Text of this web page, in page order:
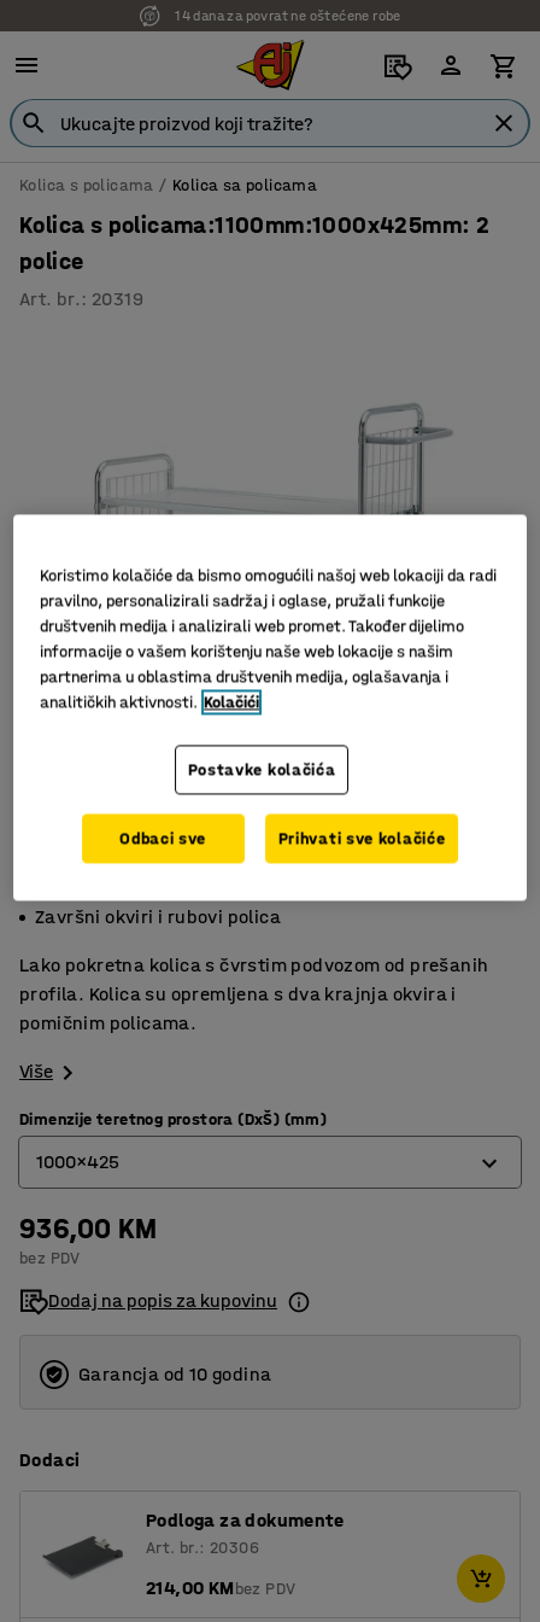
14 dana za povrat ne oštećene robe
Kolica s policama Kolica sa policama
Kolica s policama:1100mm:1000x425mm: 2
police
Art. br. : 20319
200 kg nosivost
Završni okviri i rubovi polica
Lako pokretna kolica s čvrstim podvozom od prešanih
profila. Kolica su opremljena s dva krajnja okvira i
pomičnim policama.
Više
Dimenzije teretnog prostora (DxŠ) (mm)
1000x425
1000x425
1200x425
620x425
750x425
936,00 KM
bez PDV
Dodaj na popis za kupovinu
Garancja od 10 godina
Dodaci
Podloga za dokumente
Art. br.: 20306
214,00 KMbez PDV
Koristimo kolačiće da bismo omogućili našoj web lokaciji da radi
pravilno, personalizirali sadržaj i oglase, pružali funkcije
društvenih medija i analizirali web promet. Također dijelimo
informacije o vašem korištenju naše web lokacije s našim
partnerima u oblastima društvenih medija, oglašavanja i
analitičkih aktivnosti. Kolačići
Postavke kolačića
Odbaci sve Prihvati sve kolačiće